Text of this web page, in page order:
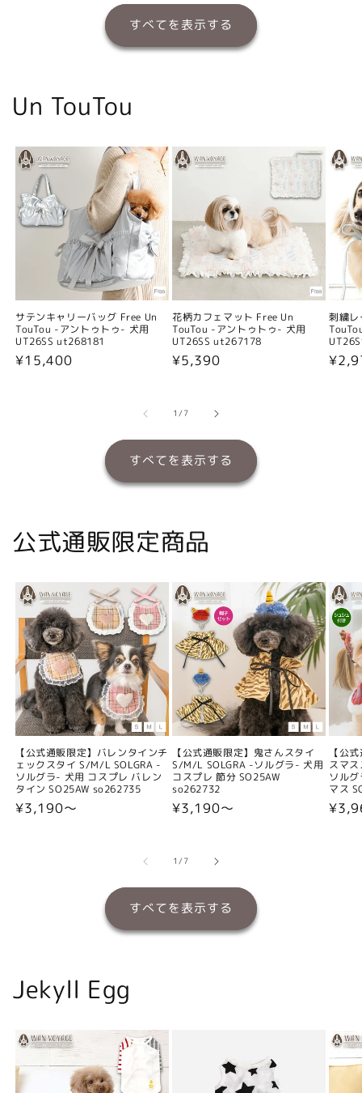
すべてを表示する
Un TouTou
サテンキャリーバッグ Free Un
TouTou -アントゥトゥ- 犬用
UT26SS ut268181
通
¥15,400
花柄カフェマット Free Un
TouTou -アントゥトゥ- 犬用
UT26SS ut267178
通
格
¥5,390
刺繍
通
1/の
7
すべてを表示する
公式通販限定商品
【公式通販限定】バレンタインチ
ェックスタイ S/M/L SOLGRA -
ソルグラ- 犬用 コスプレ バレン
タイン SO25AW so262735
通
¥3,190〜
【公式通販限定】鬼さんスタイ
S/M/L SOLGRA -ソルグラ- 犬用
コスプレ 節分 SO25AW
so262732
通
格
¥3,190〜
【公
スマ
ソル
マス
通
1/の
7
すべてを表示する
Jekyll Egg